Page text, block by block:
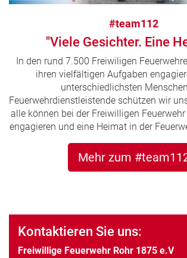
#team112
"Viele Gesichter. Eine
In den rund 7.500 Freiwiligen
ihren vielfältigen Aufgaben
unterschiedlichsten
Feuerwehrdienstleistende schützen wir
alle können bei der Freiwilligen
engagieren und eine Heimat in der
Mehr zum
Kontaktieren Sie uns:
Freiwillige Feuerwehr Rohr 1875 e.V